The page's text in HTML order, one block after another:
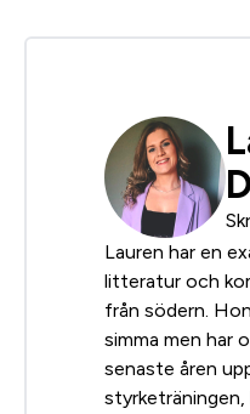
Lauren har en
litteratur och
från södern.
simma men har
senaste åren
styrketräningen,